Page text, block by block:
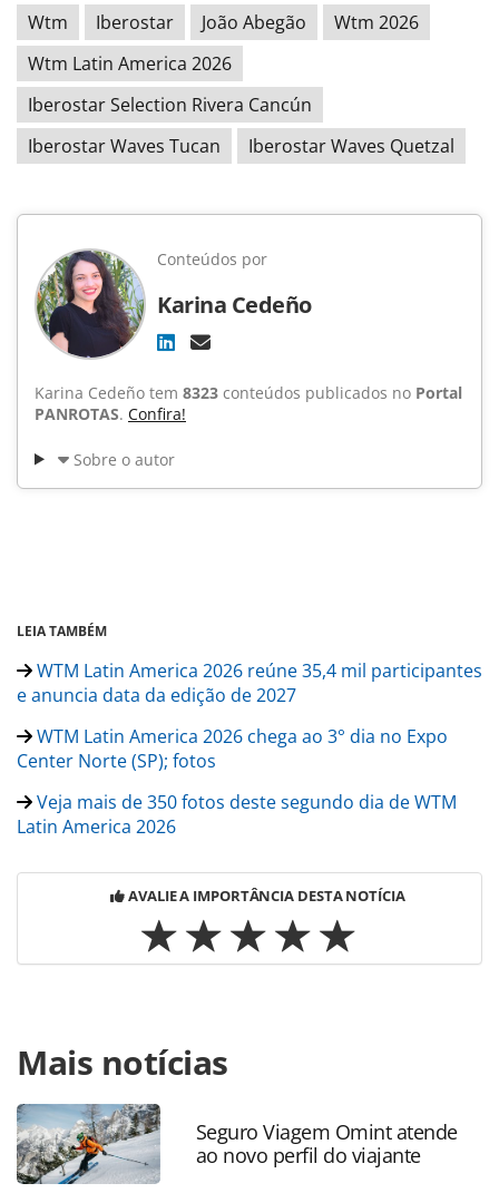
Wtm Iberostar João Abegão
Wtm 2026
Wtm Latin America 2026
Iberostar Selection Rivera Cancún
Iberostar Waves Tucan
Iberostar Waves Quetzal
Conteúdos por
Karina Cedeño
Karina Cedeño tem 8323 conteúdos publicados no Portal
PANROTAS. Confira!
Sobre o autor
LEIA TAMBÉM
WTM Latin America 2026 reúne 35,4 mil participantes
e anuncia data da edição de 2027
WTM Latin America 2026 chega ao 3° dia no Expo
Center Norte (SP); fotos
Veja mais de 350 fotos deste segundo dia de WTM
Latin America 2026
AVALIE A IMPORTÂNCIA DESTA NOTÍCIA
https://www.panrotas.com.br/hotelaria/inauguracoes/
destaca-novidades-e-inauguracoes-no-mexico-durante-
wtm-2026_227763.html ou as ferramentas oferecidas na
página. Todo o conteúdo produzido pela PANROTAS
Editora é protegido pela legislação brasileira sobre direito
autoral. Não reproduza o conteúdo sem autorização da
Mais notícias
Seguro Viagem Omint atende
ao novo perfil do viajante